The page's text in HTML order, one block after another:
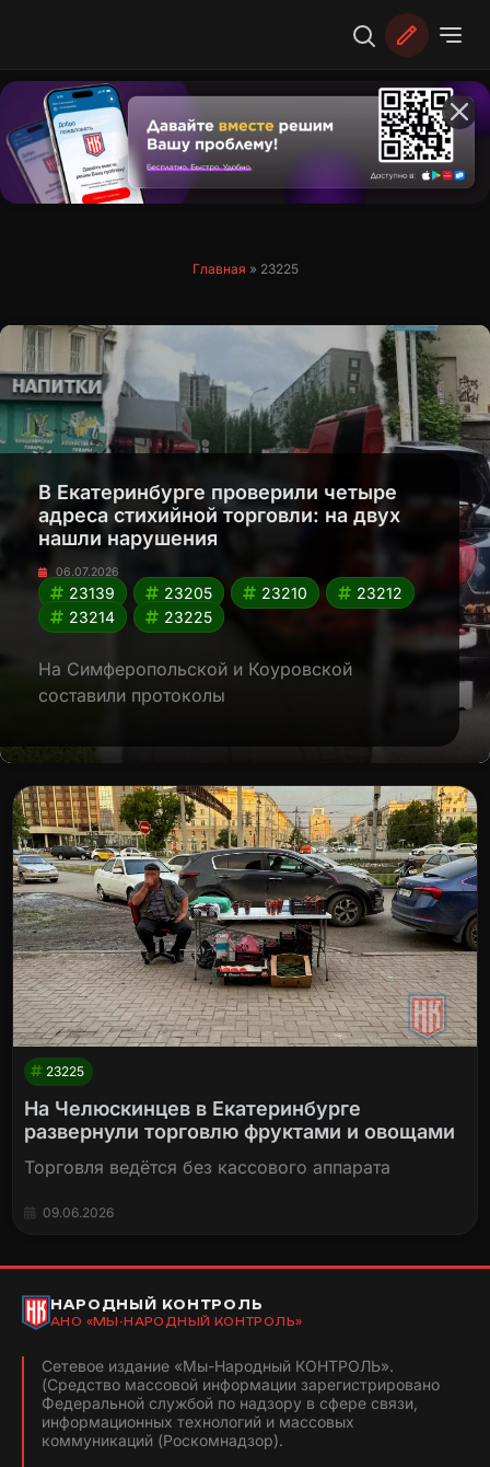
Главная » 23225
В Екатеринбурге проверили четыре
адреса стихийной торговли: на двух
нашли нарушения
06.07.2026
23139 23205 23210
23212
23214
23225
На Симферопольской и Коуровской
составили протоколы
23225
На Челюскинцев в Екатеринбурге
развернули торговлю фруктами и овощами
Торговля ведётся без кассового аппарата
09.06.2026
НАРОДНЫЙ КОНТРОЛЬ
АНО «МЫ-НАРОДНЫЙ КОНТРОЛЬ»
Сетевое издание «Мы-Народный КОНТРОЛЬ».
(Средство массовой информации зарегистрировано
Федеральной службой по надзору в сфере связи,
информационных технологий и массовых
коммуникаций (Роскомнадзор).